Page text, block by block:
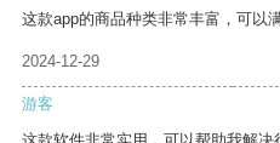
这款app的商品种类非常丰富，可以
2024-12-29
游客